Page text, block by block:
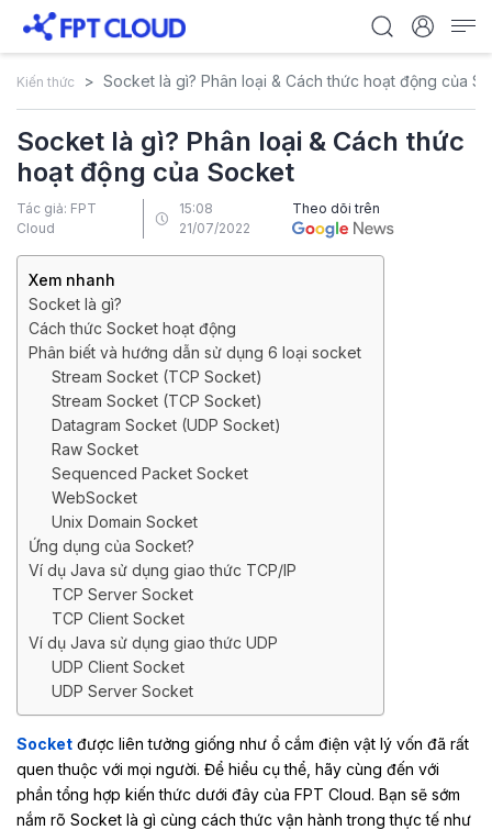
Kiến thức Socket là gì? Phân loại & Cách thức hoạt động của
Socket là gì? Phân loại & Cách thức
hoạt động của Socket
Tác giả: FPT
Cloud
15:08
21/07/2022
Theo dõi trên
Xem nhanh
Socket là gì?
Cách thức Socket hoạt động
Phân biết và hướng dẫn sử dụng 6 loại socket
Stream Socket (TCP Socket)
Stream Socket (TCP Socket)
Datagram Socket (UDP Socket)
Raw Socket
Sequenced Packet Socket
WebSocket
Unix Domain Socket
Ứng dụng của Socket?
Ví dụ Java sử dụng giao thức TCP/IP
TCP Server Socket
TCP Client Socket
Ví dụ Java sử dụng giao thức UDP
UDP Client Socket
UDP Server Socket
Socket được liên tưởng giống như ổ cắm điện vật lý vốn đã rất
quen thuộc với mọi người. Để hiểu cụ thể, hãy cùng đến với
phần tổng hợp kiến thức dưới đây của FPT Cloud. Bạn sẽ sớm
nắm rõ Socket là gì cùng cách thức vận hành trong thực tế như